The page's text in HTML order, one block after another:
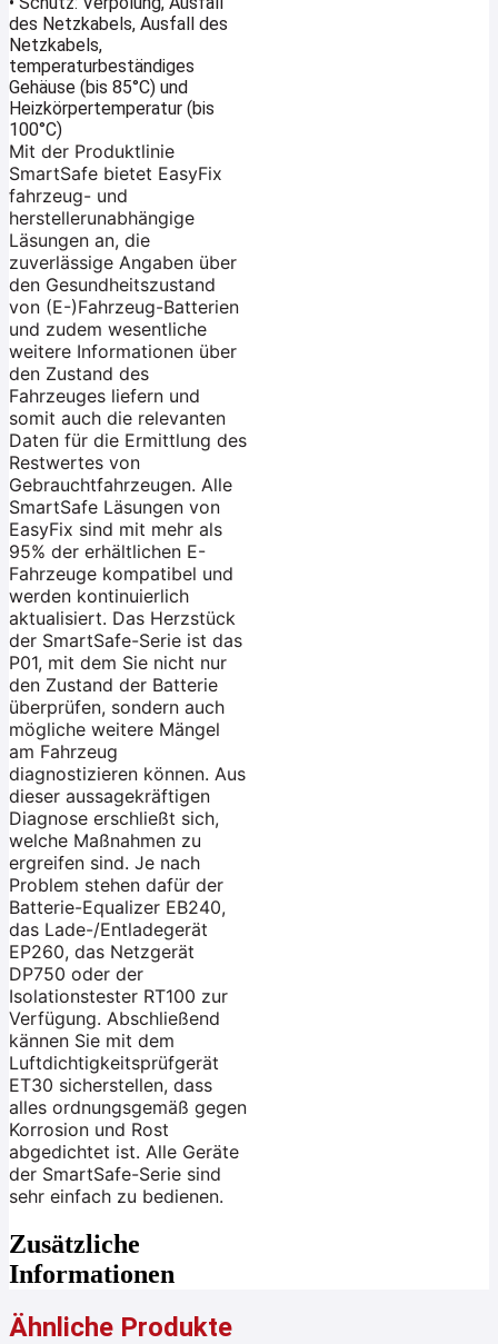
des Netzkabels, Ausfall des
Netzkabels,
temperaturbeständiges
Gehäuse (bis 85°C) und
Heizkörpertemperatur (bis
100°C)
Mit der Produktlinie
SmartSafe bietet EasyFix
fahrzeug- und
herstellerunabhängige
Läsungen an, die
zuverlässige Angaben über
den Gesundheitszustand
von (E-)Fahrzeug-Batterien
und zudem wesentliche
weitere Informationen über
den Zustand des
Fahrzeuges liefern und
somit auch die relevanten
Daten für die Ermittlung des
Restwertes von
Gebrauchtfahrzeugen. Alle
SmartSafe Läsungen von
EasyFix sind mit mehr als
95% der erhältlichen E-
Fahrzeuge kompatibel und
werden kontinuierlich
aktualisiert. Das Herzstück
der SmartSafe-Serie ist das
P01, mit dem Sie nicht nur
den Zustand der Batterie
überprüfen, sondern auch
mögliche weitere Mängel
am Fahrzeug
diagnostizieren können. Aus
dieser aussagekräftigen
Diagnose erschließt sich,
welche Maßnahmen zu
ergreifen sind. Je nach
Problem stehen dafür der
Batterie-Equalizer EB240,
das Lade-/Entladegerät
EP260, das Netzgerät
DP750 oder der
Isolationstester RT100 zur
Verfügung. Abschließend
kännen Sie mit dem
Luftdichtigkeitsprüfgerät
ET30 sicherstellen, dass
alles ordnungsgemäß gegen
Korrosion und Rost
abgedichtet ist. Alle Geräte
der SmartSafe-Serie sind
sehr einfach zu bedienen.
Zusätzliche
Informationen
Ähnliche Produkte